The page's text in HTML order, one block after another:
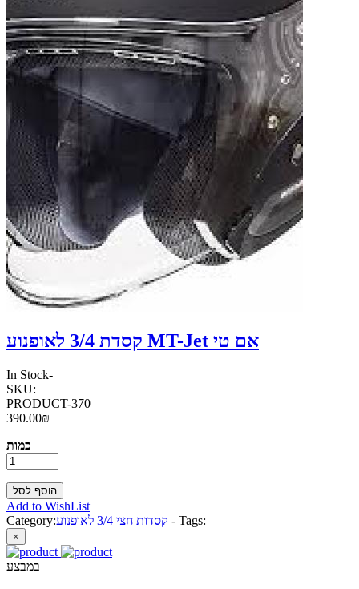
קסדת 3/4 לאופנוע MT-Jet אם טי
In Stock-
SKU:
PRODUCT-370
390.00₪
כמות
Add to WishList
Category:
קסדות חצי 3/4 לאופנוע - Tags:
×
במבצע